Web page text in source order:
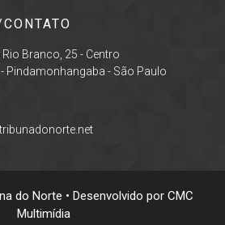
Branco, 25 - Centro
Pindamonhangaba - São Paulo
do Norte • Desenvolvido por CMC
Multimídia